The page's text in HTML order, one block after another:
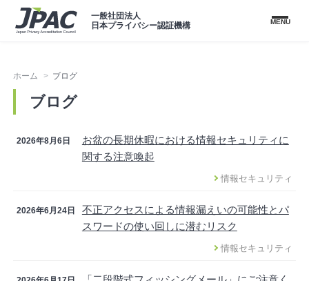
一般社団法人
日本プライバシー認証機構
MENU
ホーム ブログ
ブログ
2026年8月6日
お盆の長期休暇における情報セキュリティに
関する注意喚起
情報セキュリティ
2026年6月24日
不正アクセスによる情報漏えいの可能性とパ
スワードの使い回しに潜むリスク
情報セキュリティ